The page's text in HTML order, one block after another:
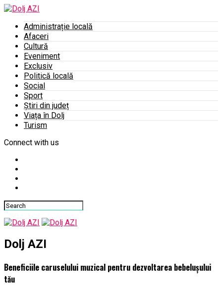
Administrație locală
Afaceri
Cultură
Eveniment
Exclusiv
Politică locală
Social
Sport
Știri din județ
Viața în Dolj
Turism
Connect with us
Dolj AZI
Beneficiile caruselului muzical pentru dezvoltarea bebelușului
tău